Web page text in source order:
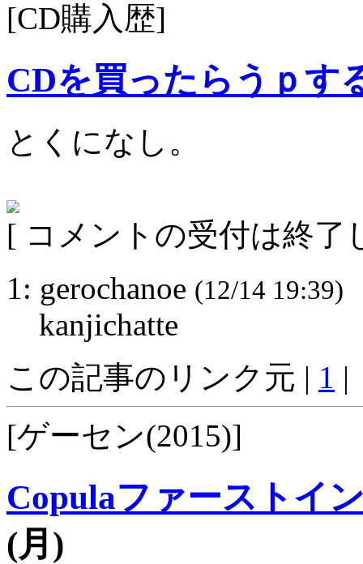
[CD購入歴]
CDを買ったらうｐす
とくになし。
[ コメントの受付は終了
1: gerochanoe (12/14 19:39)
kanjichatte
この記事のリンク元 | 1 |
[ゲーセン(2015)]
Copulaファーストイ
(月)